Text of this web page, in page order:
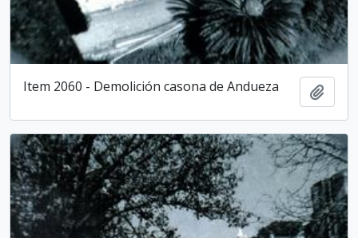
Item 2060 - Demolición casona de Andueza